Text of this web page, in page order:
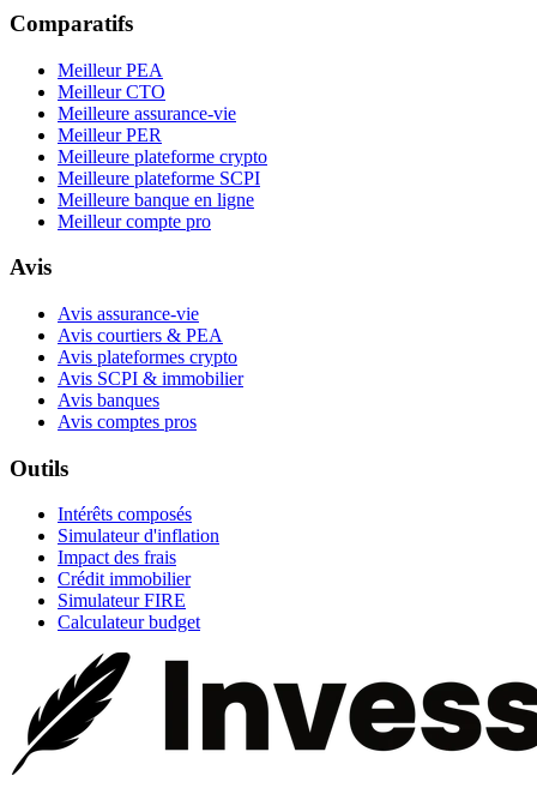
Comparatifs
Meilleur PEA
Meilleur CTO
Meilleure assurance-vie
Meilleur PER
Meilleure plateforme crypto
Meilleure plateforme SCPI
Meilleure banque en ligne
Meilleur compte pro
Avis
Avis assurance-vie
Avis courtiers & PEA
Avis plateformes crypto
Avis SCPI & immobilier
Avis banques
Avis comptes pros
Outils
Intérêts composés
Simulateur d'inflation
Impact des frais
Crédit immobilier
Simulateur FIRE
Calculateur budget